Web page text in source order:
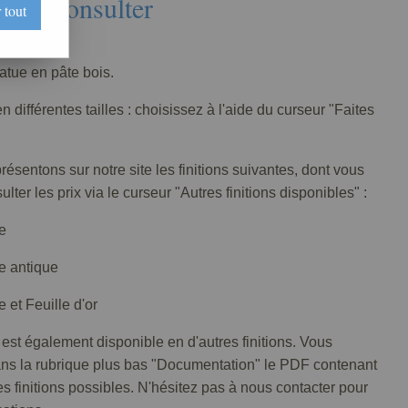
consulter
en pâte bois.
différentes tailles : choisissez à l'aide du curseur "Faites
sur notre site les finitions suivantes, dont vous
les prix via le curseur "Autres finitions disponibles" :
antique
et Feuille d'or
également disponible en d'autres finitions. Vous
la rubrique plus bas "Documentation" le PDF contenant
finitions possibles. N'hésitez pas à nous contacter pour
tout